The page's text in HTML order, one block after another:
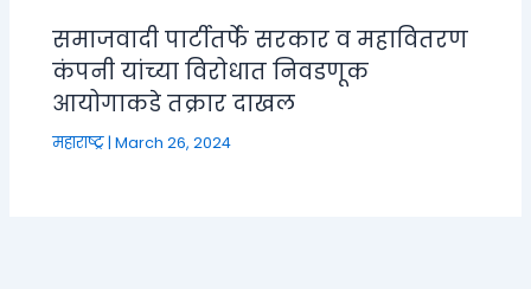
समाजवादी पार्टीतर्फे सरकार व महावितरण
कंपनी यांच्या विरोधात निवडणूक
आयोगाकडे तक्रार दाखल
महाराष्ट्र |March 26, 2024